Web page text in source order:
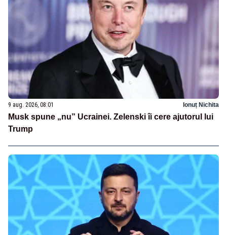
9 aug. 2026, 08:01 Ionuț Nichita
Musk spune „nu” Ucrainei. Zelenski îi cere ajutorul lui
Trump